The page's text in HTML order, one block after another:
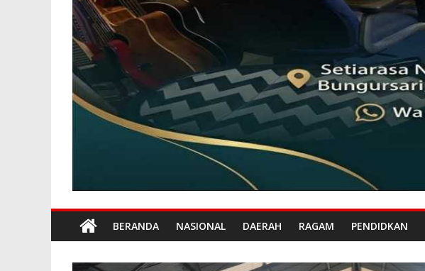
BERANDA NASIONAL DAERAH RAGAM PENDIDKAN